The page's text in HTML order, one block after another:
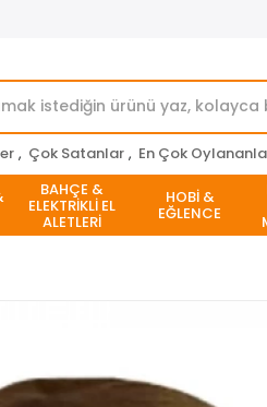
, Çok Satanlar , En Çok
BAHÇE &
ELEKTRİKLİ EL
ALETLERİ
HOBİ &
EĞLENCE